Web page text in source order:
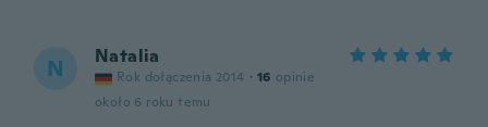
N Natalia
Rok dołączenia 2014 · 16 opinie
około 6 roku temu